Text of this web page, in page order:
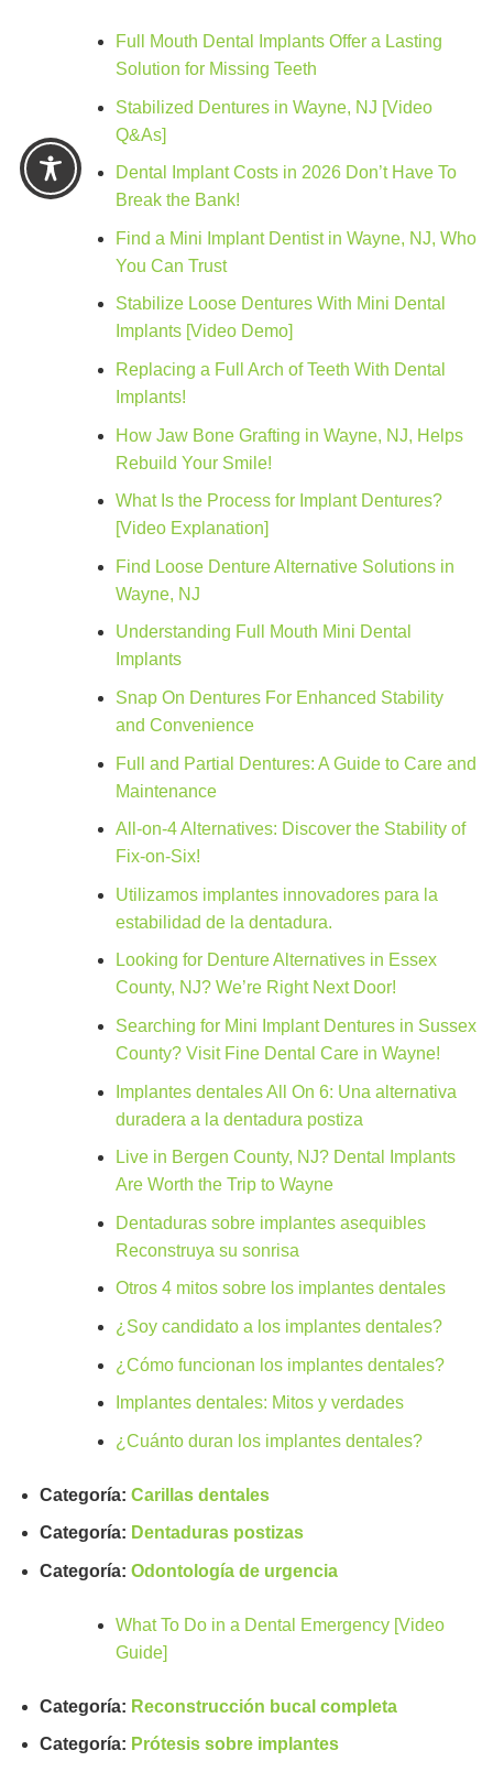
Full Mouth Dental Implants Offer a Lasting
Solution for Missing Teeth
Stabilized Dentures in Wayne, NJ [Video
Q&As]
Dental Implant Costs in 2026 Don’t Have To
Break the Bank!
Find a Mini Implant Dentist in Wayne, NJ, Who
You Can Trust
Stabilize Loose Dentures With Mini Dental
Implants [Video Demo]
Replacing a Full Arch of Teeth With Dental
Implants!
How Jaw Bone Grafting in Wayne, NJ, Helps
Rebuild Your Smile!
What Is the Process for Implant Dentures?
[Video Explanation]
Find Loose Denture Alternative Solutions in
Wayne, NJ
Understanding Full Mouth Mini Dental
Implants
Snap On Dentures For Enhanced Stability
and Convenience
Full and Partial Dentures: A Guide to Care and
Maintenance
All-on-4 Alternatives: Discover the Stability of
Fix-on-Six!
Utilizamos implantes innovadores para la
estabilidad de la dentadura.
Looking for Denture Alternatives in Essex
County, NJ? We’re Right Next Door!
Searching for Mini Implant Dentures in Sussex
County? Visit Fine Dental Care in Wayne!
Implantes dentales All On 6: Una alternativa
duradera a la dentadura postiza
Live in Bergen County, NJ? Dental Implants
Are Worth the Trip to Wayne
Dentaduras sobre implantes asequibles
Reconstruya su sonrisa
Otros 4 mitos sobre los implantes dentales
¿Soy candidato a los implantes dentales?
¿Cómo funcionan los implantes dentales?
Implantes dentales: Mitos y verdades
¿Cuánto duran los implantes dentales?
Categoría: Carillas dentales
Categoría: Dentaduras postizas
Categoría: Odontología de urgencia
What To Do in a Dental Emergency [Video
Guide]
Categoría: Reconstrucción bucal completa
Categoría: Prótesis sobre implantes